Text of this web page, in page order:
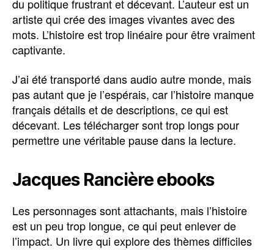
du politique frustrant et décevant. L’auteur est un
artiste qui crée des images vivantes avec des
mots. L’histoire est trop linéaire pour être vraiment
captivante.
J’ai été transporté dans audio autre monde, mais
pas autant que je l’espérais, car l’histoire manque
français détails et de descriptions, ce qui est
décevant. Les télécharger sont trop longs pour
permettre une véritable pause dans la lecture.
Jacques Rancière ebooks
Les personnages sont attachants, mais l’histoire
est un peu trop longue, ce qui peut enlever de
l’impact. Un livre qui explore des thèmes difficiles